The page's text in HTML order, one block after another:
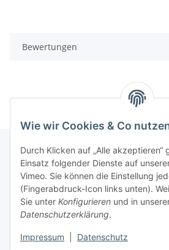
Wie wir Cookies & Co
Durch Klicken auf „Alle akzeptieren“
Einsatz folgender Dienste auf
Vimeo. Sie können die Einstellung
(Fingerabdruck-Icon links unten).
Sie unter Konfigurieren und in
Datenschutzerklärung.
Impressum Datenschutz
Bewertungen
Informationen
Gesetzliche Informationen